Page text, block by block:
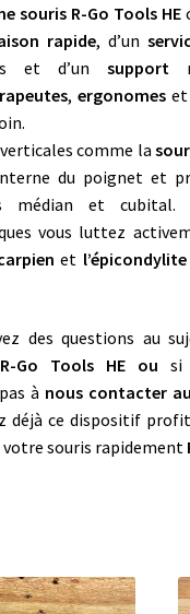
souris R-Go Tools HE
rapide, d’un
et d’un support
, ergonomeset
comme la
du poignet et
médian et cubital.
vous luttez
et
des questions au
R-Go Tools HE ou si
à nous contacter
déjà ce dispositif
votre souris rapidement